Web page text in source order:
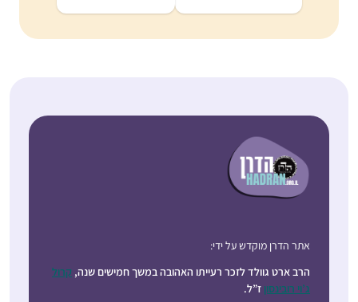
אתר הדרן מוקדש על ידי:
הרב ארט גוולד לזכר רעייתו האהובה במשך חמישים שנה, קרול
ג’וי רובינסון ז”ל.